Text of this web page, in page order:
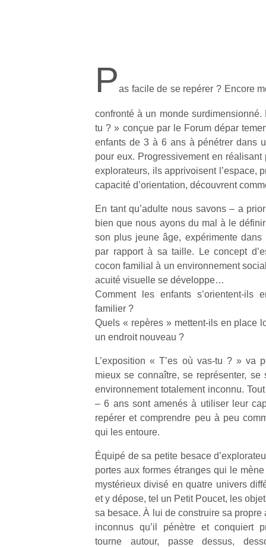
Pas facile de se repérer ? Encore
confronté à un monde surdimensionné.
tu ? » conçue par le Forum dépar
enfants de 3 à 6 ans à pénétrer dans
pour eux. Progressivement en
explorateurs, ils apprivoisent l’espace,
capacité d’orientation, découvrent
En tant qu’adulte nous savons – a
bien que nous ayons du mal à le
son plus jeune âge, expérimente dans
par rapport à sa taille. Le concept
cocon familial à un environnement
acuité visuelle se développe…
Comment les enfants s’orientent-ils
familier ?
Quels « repères » mettent-ils en place
un endroit nouveau ?
L’exposition « T’es où vas-tu ? » va
mieux se connaître, se représenter, se
environnement totalement inconnu.
– 6 ans sont amenés à utiliser leur
repérer et comprendre peu à peu
qui les entoure.
Équipé de sa petite besace
portes aux formes étranges qui le
mystérieux divisé en quatre univers
et y dépose, tel un Petit Poucet, les
sa besace. À lui de construire sa
inconnus qu’il pénètre et conquiert
tourne autour, passe dessus,